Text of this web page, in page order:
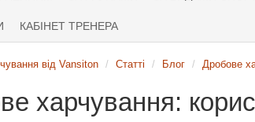
КАБІНЕТ ТРЕНЕРА
від Vansiton Статті Блог Дробове
харчування: